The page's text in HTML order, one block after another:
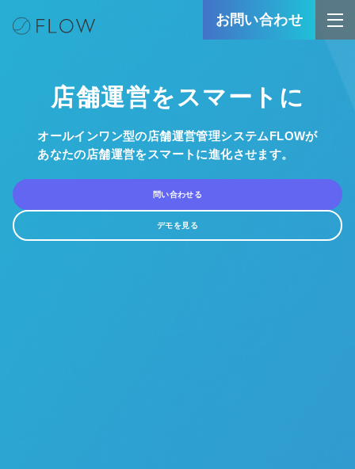
お問い合わせ
店舗運営をスマートに
オールインワン型の店舗運営管理システムFLOWが
あなたの店舗運営をスマートに進化させます。
問い合わせる
デモを見る